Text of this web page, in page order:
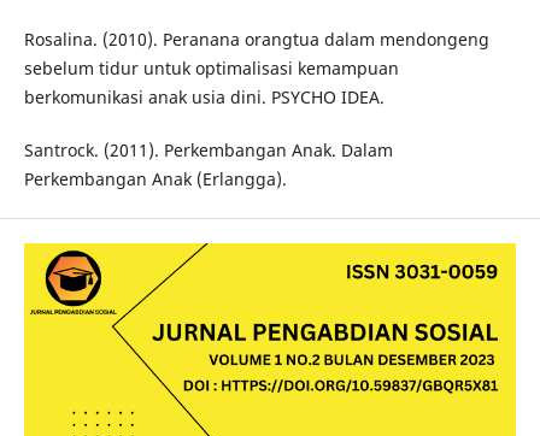
Rosalina. (2010). Peranana orangtua dalam mendongeng
sebelum tidur untuk optimalisasi kemampuan
berkomunikasi anak usia dini. PSYCHO IDEA.
Santrock. (2011). Perkembangan Anak. Dalam
Perkembangan Anak (Erlangga).